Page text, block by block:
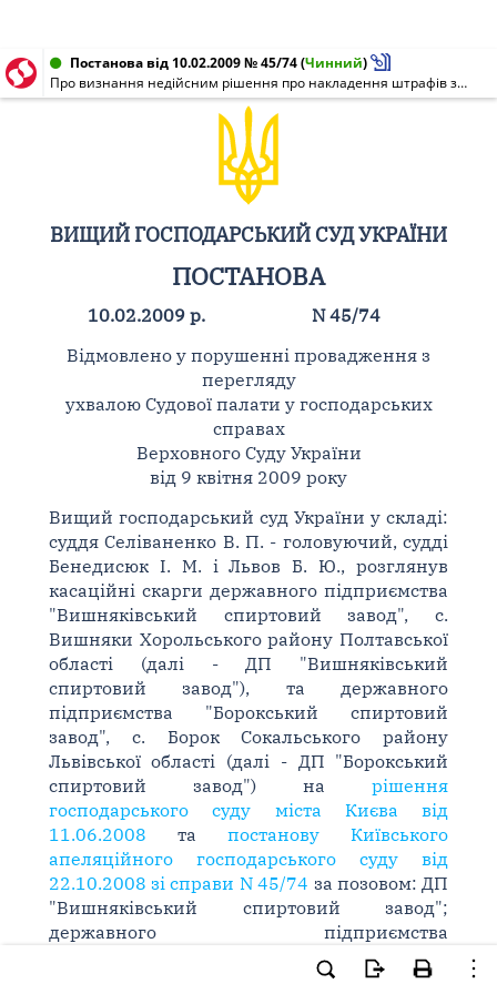
Постанова від 10.02.2009 № 45/74(Чинний)
Про визнання недійсним рішення про накладення штрафів за порушення антимонопольного законодавства
ВИЩИЙ ГОСПОДАРСЬКИЙ СУД УКРАЇНИ
ПОСТАНОВА
10.02.2009 р.
N 45/74
Відмовлено у порушенні провадження з
перегляду
ухвалою Судової палати у господарських
справах
Верховного Суду України
від 9 квітня 2009 року
Вищий господарський суд України у складі:
суддя Селіваненко В. П. - головуючий, судді
Бенедисюк І. М. і Львов Б. Ю., розглянув
касаційні скарги державного підприємства
"Вишняківський спиртовий завод", с.
Вишняки Хорольського району Полтавської
області (далі - ДП "Вишняківський
спиртовий завод"), та державного
підприємства "Борокський спиртовий
завод", с. Борок Сокальського району
Львівської області (далі - ДП "Борокський
спиртовий завод") нарішення
господарського суду міста Києва від
11.06.2008 тапостанову Київського
апеляційного господарського суду від
22.10.2008 зі справи N 45/74 за позовом: ДП
"Вишняківський спиртовий завод";
державного підприємства
"Новосуханівський спиртовий завод", с.
Новосуханівка Сумського району Сумської